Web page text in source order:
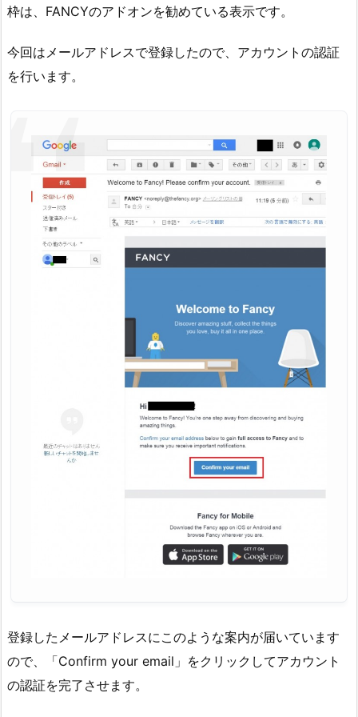
枠は、FANCYのアドオンを勧めている表示です。
今回はメールアドレスで登録したので、アカウントの認証
を行います。
登録したメールアドレスにこのような案内が届いています
ので、「Confirm your email」をクリックしてアカウント
の認証を完了させます。